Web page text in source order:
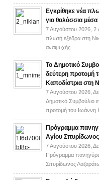
Εγκρίθηκε νέα
για θαλάσσια
7 Αυγούστου 2026, 2
πλωτή εξέδρα στη
αναψυχής
Το Δημοτικό
δεύτερη προτομή
Καποδίστρια στη
7 Αυγούστου 2026,
Δημοτικό Συμβούλιο
προτομή του Ιωάννη
Πρόγραμμα
Αγίου
7 Αυγούστου 2026,
Πρόγραμμα
Σπυρίδωνος